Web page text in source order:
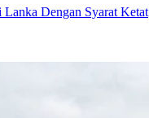
Lanka Dengan Syarat Ketat